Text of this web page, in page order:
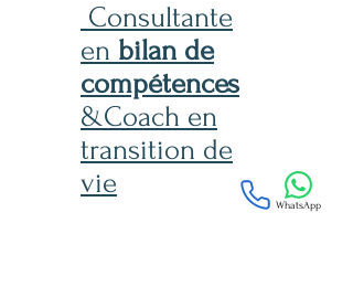
Consultante
en bilan de
compétences
&Coach en
transition de
vie
WhatsApp